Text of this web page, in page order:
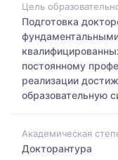
Цель
Подготовка
постоянному
реализации
образовательную
Академическая
Докторантура